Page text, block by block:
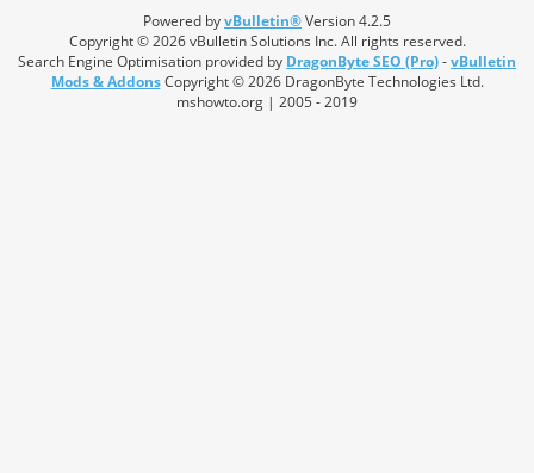
Powered byvBulletin®Version 4.2.5
Copyright © 2026 vBulletin Solutions Inc. All rights reserved.
Search Engine Optimisation provided by DragonByte SEO (Pro)-vBulletin
Mods & AddonsCopyright © 2026 DragonByte Technologies Ltd.
mshowto.org | 2005 - 2019